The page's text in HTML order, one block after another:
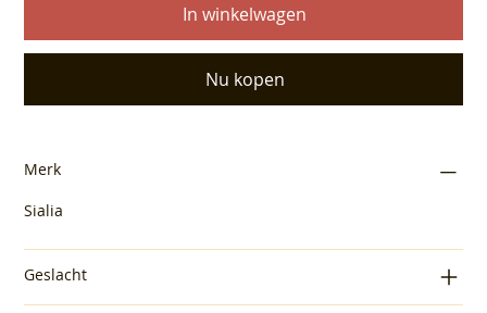
In winkelwagen
Nu kopen
Merk
Sialia
Geslacht